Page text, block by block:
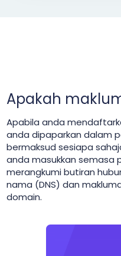
Apakah
Apabila anda
anda dipaparkan dalam
bermaksud sesiapa
anda masukkan semasa
merangkumi butiran
nama (DNS) dan
domain.